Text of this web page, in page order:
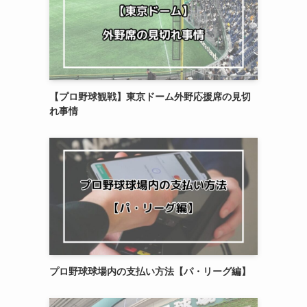
【プロ野球観戦】東京ドーム外野応援席の見切
れ事情
プロ野球球場内の支払い方法【パ・リーグ編】